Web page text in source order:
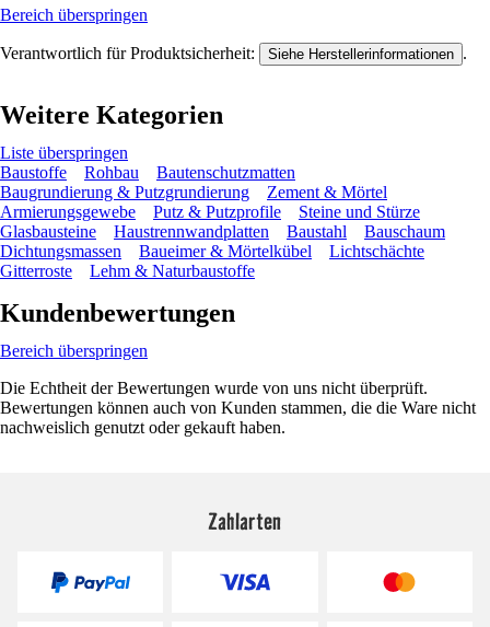
Bereich überspringen
Verantwortlich für Produktsicherheit: Siehe Herstellerinformationen .
Weitere Kategorien
Liste überspringen
Baustoffe
Rohbau
Bautenschutzmatten
Baugrundierung & Putzgrundierung
Zement & Mörtel
Armierungsgewebe
Putz & Putzprofile
Steine und Stürze
Glasbausteine
Haustrennwandplatten Baustahl
Bauschaum
Dichtungsmassen
Baueimer & Mörtelkübel
Lichtschächte
Gitterroste
Lehm & Naturbaustoffe
Kundenbewertungen
Bereich überspringen
Die Echtheit der Bewertungen wurde von uns nicht überprüft.
Bewertungen können auch von Kunden stammen, die die Ware nicht
nachweislich genutzt oder gekauft haben.
Zahlarten